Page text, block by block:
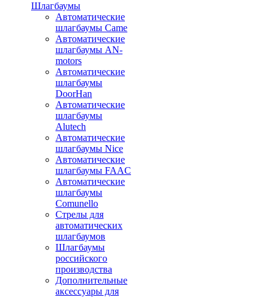
Шлагбаумы
Автоматические
шлагбаумы Came
Автоматические
шлагбаумы AN-
motors
Автоматические
шлагбаумы
DoorHan
Автоматические
шлагбаумы
Alutech
Автоматические
шлагбаумы Nice
Автоматические
шлагбаумы FAAC
Автоматические
шлагбаумы
Comunello
Стрелы для
автоматических
шлагбаумов
Шлагбаумы
российского
производства
Дополнительные
аксессуары для